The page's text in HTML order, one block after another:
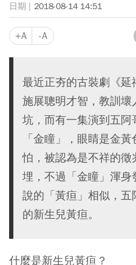
2018-08-14 14:51
+A -A
最近正夯的古裝劇《
施展聰明才智，教訓壞
坑，而有一集演到五
「金瞳」，眼睛是金
怕，被認為是不祥的
埋，不過「金瞳」渾
說的「黃疸」相似，
的新生兒黃疸。
什麼是新生兒黃疸？